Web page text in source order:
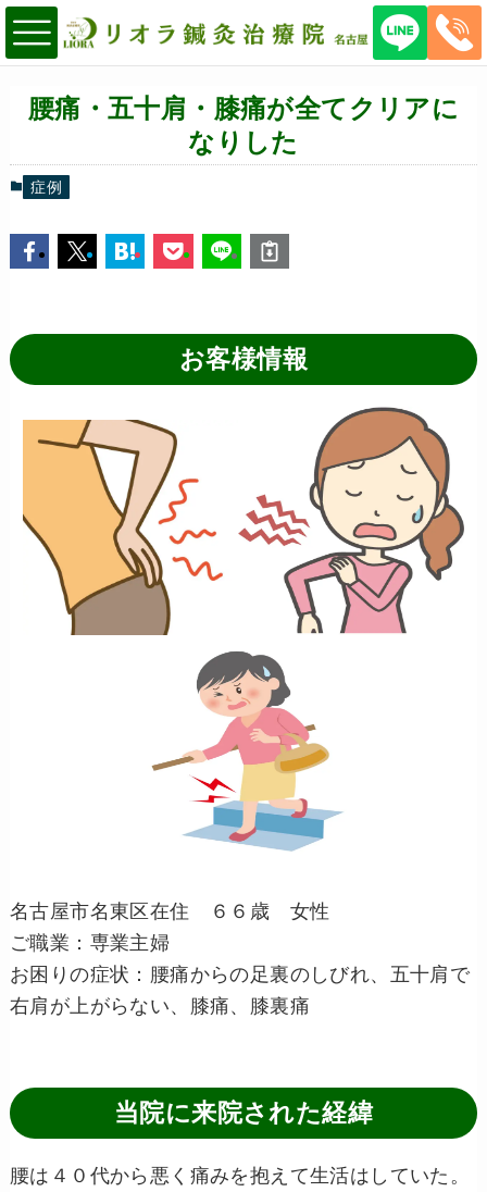
腰痛・五十肩・膝痛が全てクリアに
なりした
症例
お客様情報
名古屋市名東区在住 ６６歳 女性
ご職業：専業主婦
お困りの症状：腰痛からの足裏のしびれ、五十肩で
右肩が上がらない、膝痛、膝裏痛
当院に来院された経緯
腰は４０代から悪く痛みを抱えて生活はしていた。